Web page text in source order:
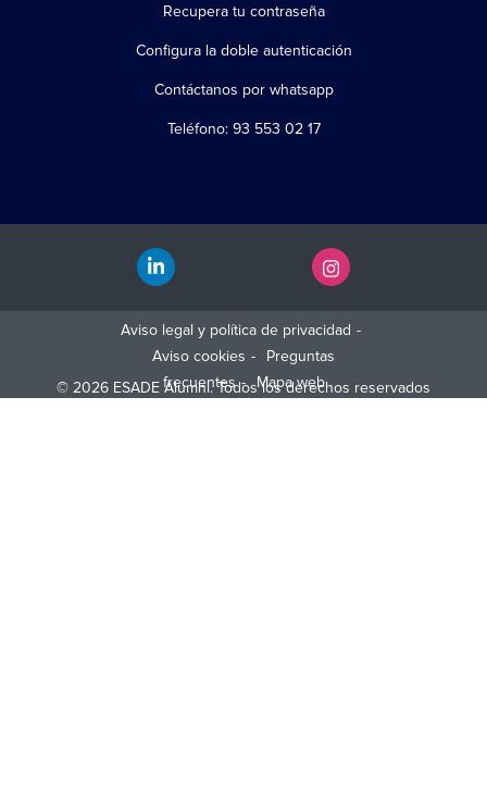
Recupera tu contraseña
Configura la doble autenticación
Contáctanos por whatsapp
Teléfono: 93 553 02 17
Aviso legal y política de privacidad
Aviso cookies
Preguntas
frecuentes
Mapa web
© 2026 ESADE Alumni. Todos los derechos reservados